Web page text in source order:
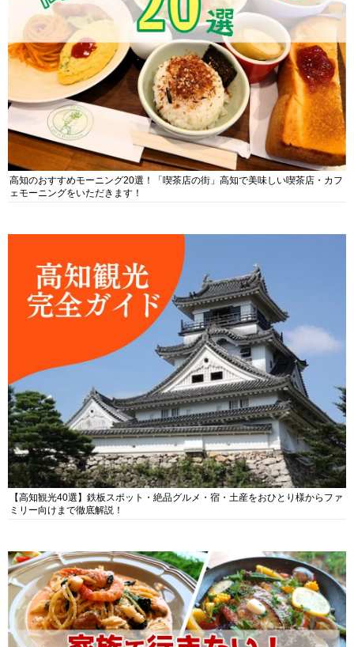
高知のおすすめモーニング20選！「喫茶店の街」高知で美味しい喫茶店・カフ
ェモーニングをいただきます！
【高知観光40選】鉄板スポット・絶品グルメ・宿・土産をおひとり様からファ
ミリー向けまで徹底解説！